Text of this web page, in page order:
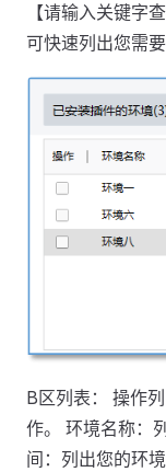
【请输入关键字
可快速列出您需要
B区列表： 操作
作。 环境名称：
间：列出您的环